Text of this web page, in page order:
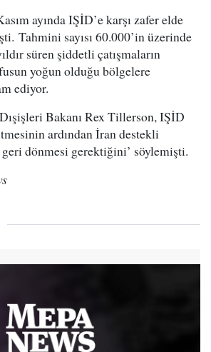
ayında IŞİD’e karşı zafer elde
Tahmini sayısı 60.000’in üzerinde
süren şiddetli çatışmaların
yoğun olduğu bölgelere
ediyor.
Bakanı Rex Tillerson, IŞİD
ardından İran destekli
dönmesi gerektiğini’ söylemişti.